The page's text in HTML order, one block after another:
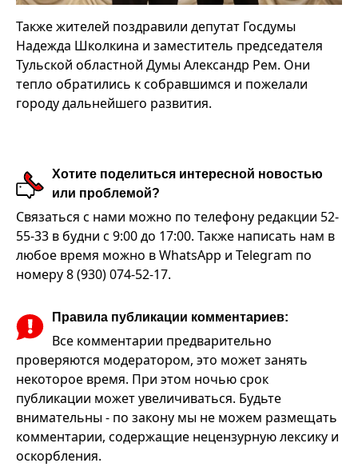
Также жителей поздравили депутат Госдумы
Надежда Школкина и заместитель председателя
Тульской областной Думы Александр Рем. Они
тепло обратились к собравшимся и пожелали
городу дальнейшего развития.
Хотите поделиться интересной новостью
или проблемой?
Связаться с нами можно по телефону редакции 52-
55-33 в будни с 9:00 до 17:00. Также написать нам в
любое время можно в WhatsApp и Telegram по
номеру 8 (930) 074-52-17.
Правила публикации комментариев:
Все комментарии предварительно
проверяются модератором, это может занять
некоторое время. При этом ночью срок
публикации может увеличиваться. Будьте
внимательны - по закону мы не можем размещать
комментарии, содержащие нецензурную лексику и
оскорбления.